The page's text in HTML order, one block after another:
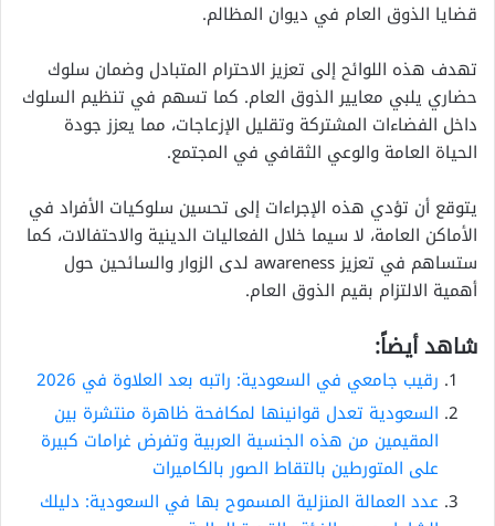
قضايا الذوق العام في ديوان المظالم.
تهدف هذه اللوائح إلى تعزيز الاحترام المتبادل وضمان سلوك
حضاري يلبي معايير الذوق العام. كما تسهم في تنظيم السلوك
داخل الفضاءات المشتركة وتقليل الإزعاجات، مما يعزز جودة
الحياة العامة والوعي الثقافي في المجتمع.
يتوقع أن تؤدي هذه الإجراءات إلى تحسين سلوكيات الأفراد في
الأماكن العامة، لا سيما خلال الفعاليات الدينية والاحتفالات، كما
ستساهم في تعزيز awareness لدى الزوار والسائحين حول
أهمية الالتزام بقيم الذوق العام.
شاهد أيضاً:
رقيب جامعي في السعودية: راتبه بعد العلاوة في 2026
السعودية تعدل قوانينها لمكافحة ظاهرة منتشرة بين
المقيمين من هذه الجنسية العربية وتفرض غرامات كبيرة
على المتورطين بالتقاط الصور بالكاميرات
عدد العمالة المنزلية المسموح بها في السعودية: دليلك